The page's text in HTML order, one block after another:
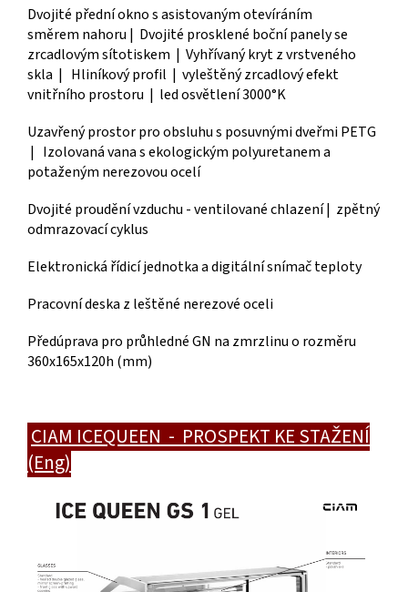
Dvojité přední okno s asistovaným otevíráním
směrem nahoru | Dvojité prosklené boční panely se
zrcadlovým sítotiskem | Vyhřívaný kryt z vrstveného
skla | Hliníkový profil | vyleštěnýzrcadlový efekt
vnitřního prostoru | led osvětlení 3000°K
Uzavřený prostor pro obsluhu s posuvnými dveřmi PETG
| Izolovaná vanas ekologickým polyuretanem a
potaženým nerezovou ocelí
Dvojité proudění vzduchu - ventilované chlazení | zpětný
odmrazovacícyklus
Elektronická řídicí jednotka a digitální snímač teploty
Pracovní deska z leštěné nerezové oceli
Předúprava pro průhledné GN na zmrzlinu o rozměru
360x165x120h (mm)
CIAM ICEQUEEN - PROSPEKT KE STAŽENÍ
(Eng)